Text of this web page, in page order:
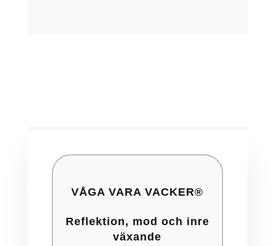
VÅGA VARA VACKER®
Reflektion, mod och inre
växande